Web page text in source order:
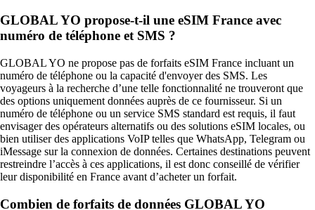
GLOBAL YO propose-t-il une eSIM France avec
numéro de téléphone et SMS ?
GLOBAL YO ne propose pas de forfaits eSIM France incluant un
numéro de téléphone ou la capacité d'envoyer des SMS. Les
voyageurs à la recherche d’une telle fonctionnalité ne trouveront que
des options uniquement données auprès de ce fournisseur. Si un
numéro de téléphone ou un service SMS standard est requis, il faut
envisager des opérateurs alternatifs ou des solutions eSIM locales, ou
bien utiliser des applications VoIP telles que WhatsApp, Telegram ou
iMessage sur la connexion de données. Certaines destinations peuvent
restreindre l’accès à ces applications, il est donc conseillé de vérifier
leur disponibilité en France avant d’acheter un forfait.
Combien de forfaits de données GLOBAL YO